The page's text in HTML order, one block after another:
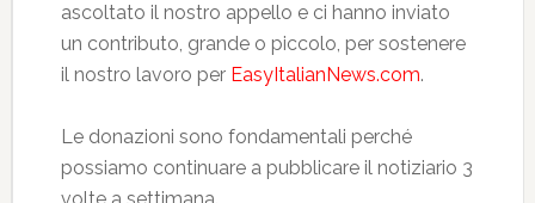
ascoltato il nostro appello e ci hanno inviato
un contributo, grande o piccolo, per sostenere
il nostro lavoro per EasyItalianNews.com.
Le donazioni sono fondamentali perché
possiamo continuare a pubblicare il notiziario 3